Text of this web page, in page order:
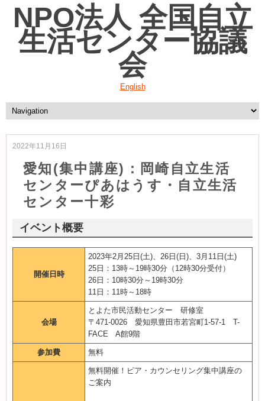
NPO法人 全国自立
生活センター協議
会
English
2022年11月16日
愛知(集中講座)：岡崎自立生活
センターぴあはうす・自立生活
センター十彩
イベント概要
開催日時
2023年2月25日(土)、26日(日)、3月11日(土)
25日：13時～19時30分（12時30分受付）
26日：10時30分～19時30分
11日：11時～18時
会場
とよた市民活動センター 研修室
〒471-0026 愛知県豊田市若宮町1-57-1 T-
FACE A館9階
参加費 無料
無料開催！ピア・カウンセリング集中講座の
ご案内